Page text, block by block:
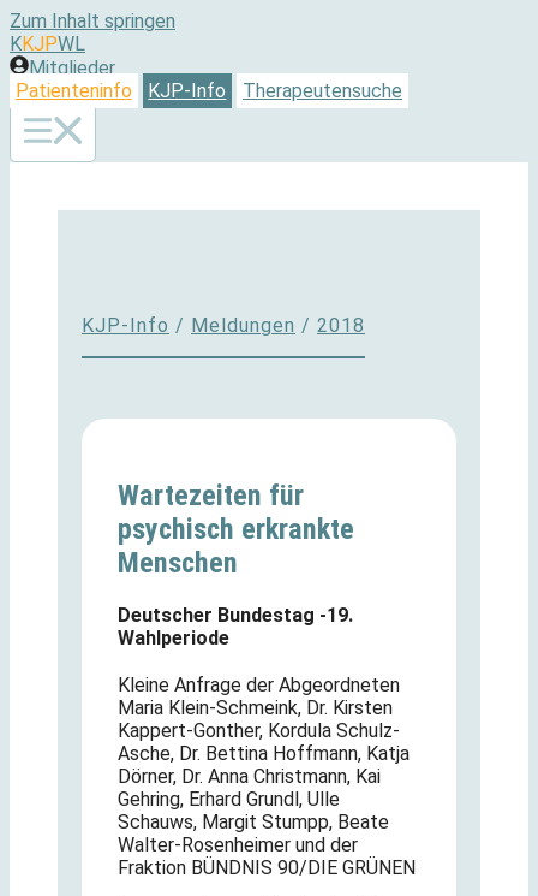
Zum Inhalt springen
KKJPWL
Mitglieder
Patienteninfo
KJP-Info Therapeutensuche
KJP-Info / Meldungen / 2018
Wartezeiten für
psychisch erkrankte
Menschen
Deutscher Bundestag -19.
Wahlperiode
Kleine Anfrage der Abgeordneten
Maria Klein-Schmeink, Dr. Kirsten
Kappert-Gonther, Kordula Schulz-
Asche, Dr. Bettina Hoffmann, Katja
Dörner, Dr. Anna Christmann, Kai
Gehring, Erhard Grundl, Ulle
Schauws, Margit Stumpp, Beate
Walter-Rosenheimer und der
Fraktion BÜNDNIS 90/DIE GRÜNEN